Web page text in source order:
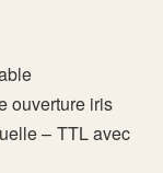
ouverture iris
– TTL avec